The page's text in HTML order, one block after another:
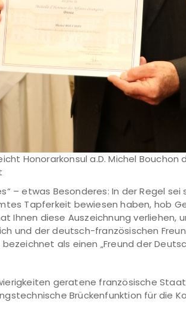
Honorarkonsul a.D. Michel Bouchon
– etwas Besonderes: In der Regel
Tapferkeit bewiesen haben, hob
Ihnen diese Auszeichnung verliehen,
und der deutsch-französischen
als einen „Freund der
geratene französische
Brückenfunktion für die